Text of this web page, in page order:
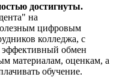
достигнуты.
на
цифровым
колледжа, с
эффективный обмен
материалам, оценкам, а
обучение.